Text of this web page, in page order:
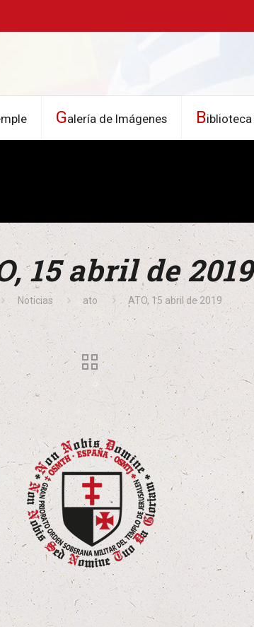
Galería de Imágenes Biblioteca
15 abril de 2019
Noticias ato ATO, 15 abril de 2019